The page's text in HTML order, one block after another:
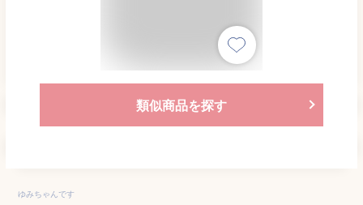
類似商品を探す
ゆみちゃんです